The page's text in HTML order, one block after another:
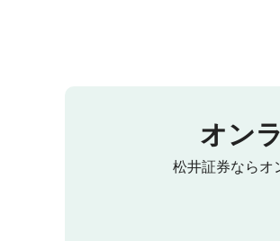
オン
松井証券ならオ